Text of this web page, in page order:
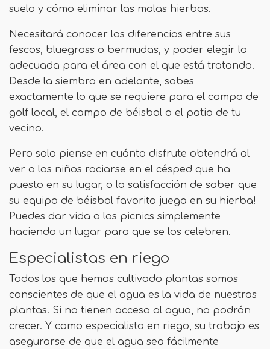
suelo y cómo eliminar las malas hierbas.
Necesitará conocer las diferencias entre sus
fescos, bluegrass o bermudas, y poder elegir la
adecuada para el área con el que está tratando.
Desde la siembra en adelante, sabes
exactamente lo que se requiere para el campo de
golf local, el campo de béisbol o el patio de tu
vecino.
Pero solo piense en cuánto disfrute obtendrá al
ver a los niños rociarse en el césped que ha
puesto en su lugar, o la satisfacción de saber que
su equipo de béisbol favorito juega en su hierba!
Puedes dar vida a los picnics simplemente
haciendo un lugar para que se los celebren.
Especialistas en riego
Todos los que hemos cultivado plantas somos
conscientes de que el agua es la vida de nuestras
plantas. Si no tienen acceso al agua, no podrán
crecer. Y como especialista en riego, su trabajo es
asegurarse de que el agua sea fácilmente